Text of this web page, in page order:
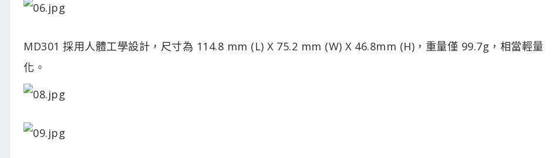
MD301 採用人體工學設計，尺寸為 114.8 mm (L) X 75.2 mm (W) X 46.8mm (H)，重量僅 99.7g，相當輕量
化。